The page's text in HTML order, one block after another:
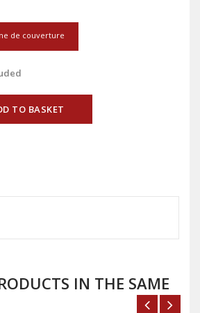
de couverture
TO BASKET
IN THE SAME